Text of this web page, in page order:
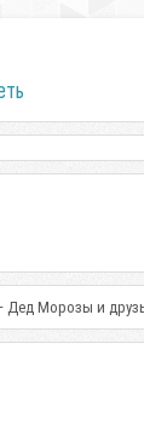
Дед Морозы и